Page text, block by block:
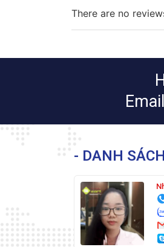
There are no
- DANH